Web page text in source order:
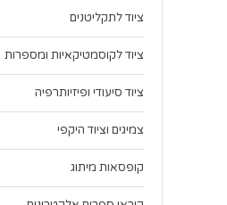
ציוד לתקליטנים
ציוד לקוסמטיקאיות ומספרות
ציוד סיעודי ופיזיותרפיה
צמיגים וציוד היקפי
קופסאות מיתוג